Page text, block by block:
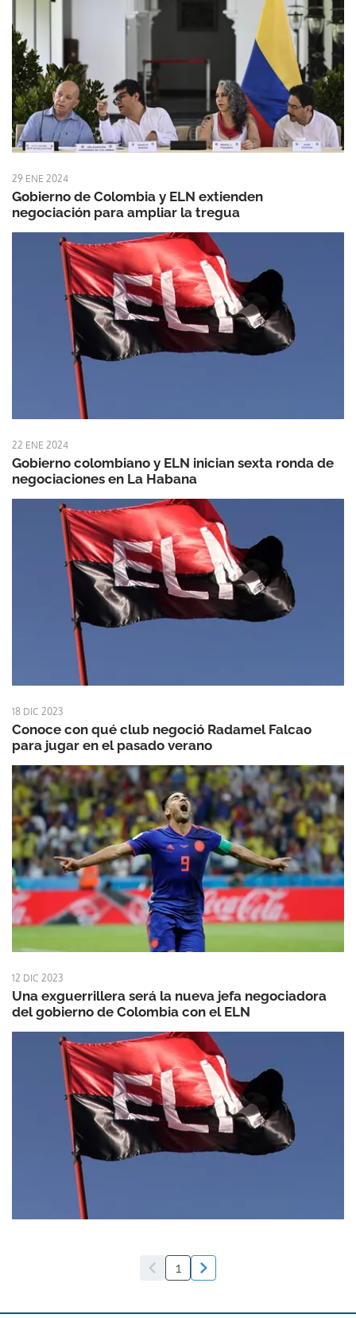
29 ENE 2024
Gobierno de Colombia y ELN extienden
negociación para ampliar la tregua
22 ENE 2024
Gobierno colombiano y ELN inician sexta ronda de
negociaciones en La Habana
18 DIC 2023
Conoce con qué club negoció Radamel Falcao
para jugar en el pasado verano
12 DIC 2023
Una exguerrillera será la nueva jefa negociadora
del gobierno de Colombia con el ELN
1